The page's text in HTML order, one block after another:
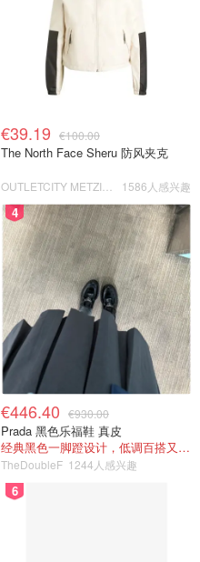
€39.19 €100.00
The North Face Sheru 防风夹克
1586人感兴趣
4
€446.40 €930.00
Prada 黑色乐福鞋 真皮
经典黑色一脚蹬设计，低调百搭又高级
TheDoubleF 1244人感兴趣
6